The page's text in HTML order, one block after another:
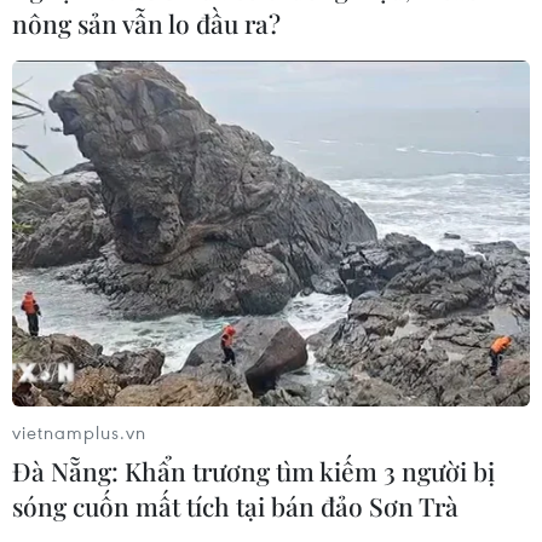
CƠ QUAN CHỦ QUẢN: THÔNG TẤN XÃ VIỆT NAM
Tổng Biên tập: TRẦN TIẾN DUẨN
Phó Tổng Biên tập: NGUYỄN THỊ TÁM, KHÚC THANH
THỦY
Sở hữu trí tuệ
Quy định sử dụng
RSS
Hỗ trợ
Ngôn ngữ
Dịch vụ tin
Quảng cáo
nông sản vẫn lo đầu ra?
vietnamplus.vn
Đà Nẵng: Khẩn trương tìm kiếm 3 người bị
sóng cuốn mất tích tại bán đảo Sơn Trà